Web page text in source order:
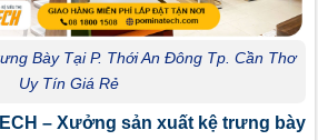
Bày Tại P. Thới An Đông Tp. Cần Thơ
Uy Tín Giá Rẻ
– Xưởng sản xuất kệ trưng bày